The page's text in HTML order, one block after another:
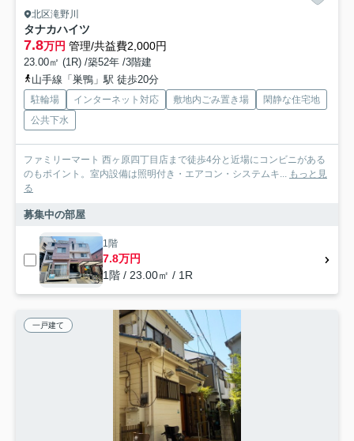
北区滝野川
タナカハイツ
7.8万円 管理/共益費2,000円
23.00㎡ (1R) /築52年 /3階建
山手線「巣鴨」駅 徒歩20分
駐輪場 インターネット対応 敷地内ごみ置き場
閑静な住宅地
公共下水
ファミリーマート 西ヶ原四丁目店まで徒歩4分と近場にコンビニがある
のもポイント。室内設備は照明付き・エアコン・システムキ... もっと見
る
募集中の部屋
1階
7.8万円
1階 / 23.00㎡ / 1R
一戸建て